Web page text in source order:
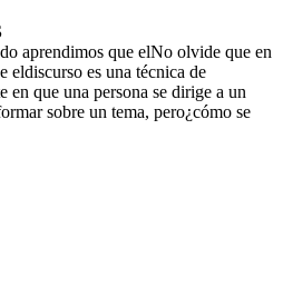
aprendimos que elNo olvide que en
eldiscurso es una técnica de
en que una persona se dirige a un
sobre un tema, pero¿cómo se